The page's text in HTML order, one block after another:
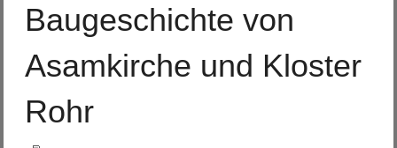
Baugeschichte von
Asamkirche und Kloster
Rohr